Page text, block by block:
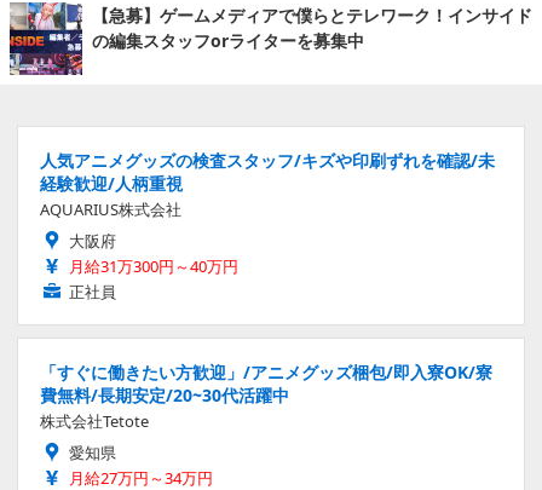
【急募】ゲームメディアで僕らとテレワーク！インサイド
の編集スタッフorライターを募集中
人気アニメグッズの検査スタッフ/キズや印刷ずれを確認/未
経験歓迎/人柄重視
AQUARIUS株式会社
大阪府
月給31万300円～40万円
正社員
「すぐに働きたい方歓迎」/アニメグッズ梱包/即入寮OK/寮
費無料/長期安定/20~30代活躍中
株式会社Tetote
愛知県
月給27万円～34万円